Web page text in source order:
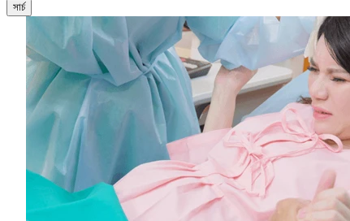
সার্চ